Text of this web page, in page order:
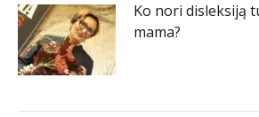
Ko nori disleksiją
mama?